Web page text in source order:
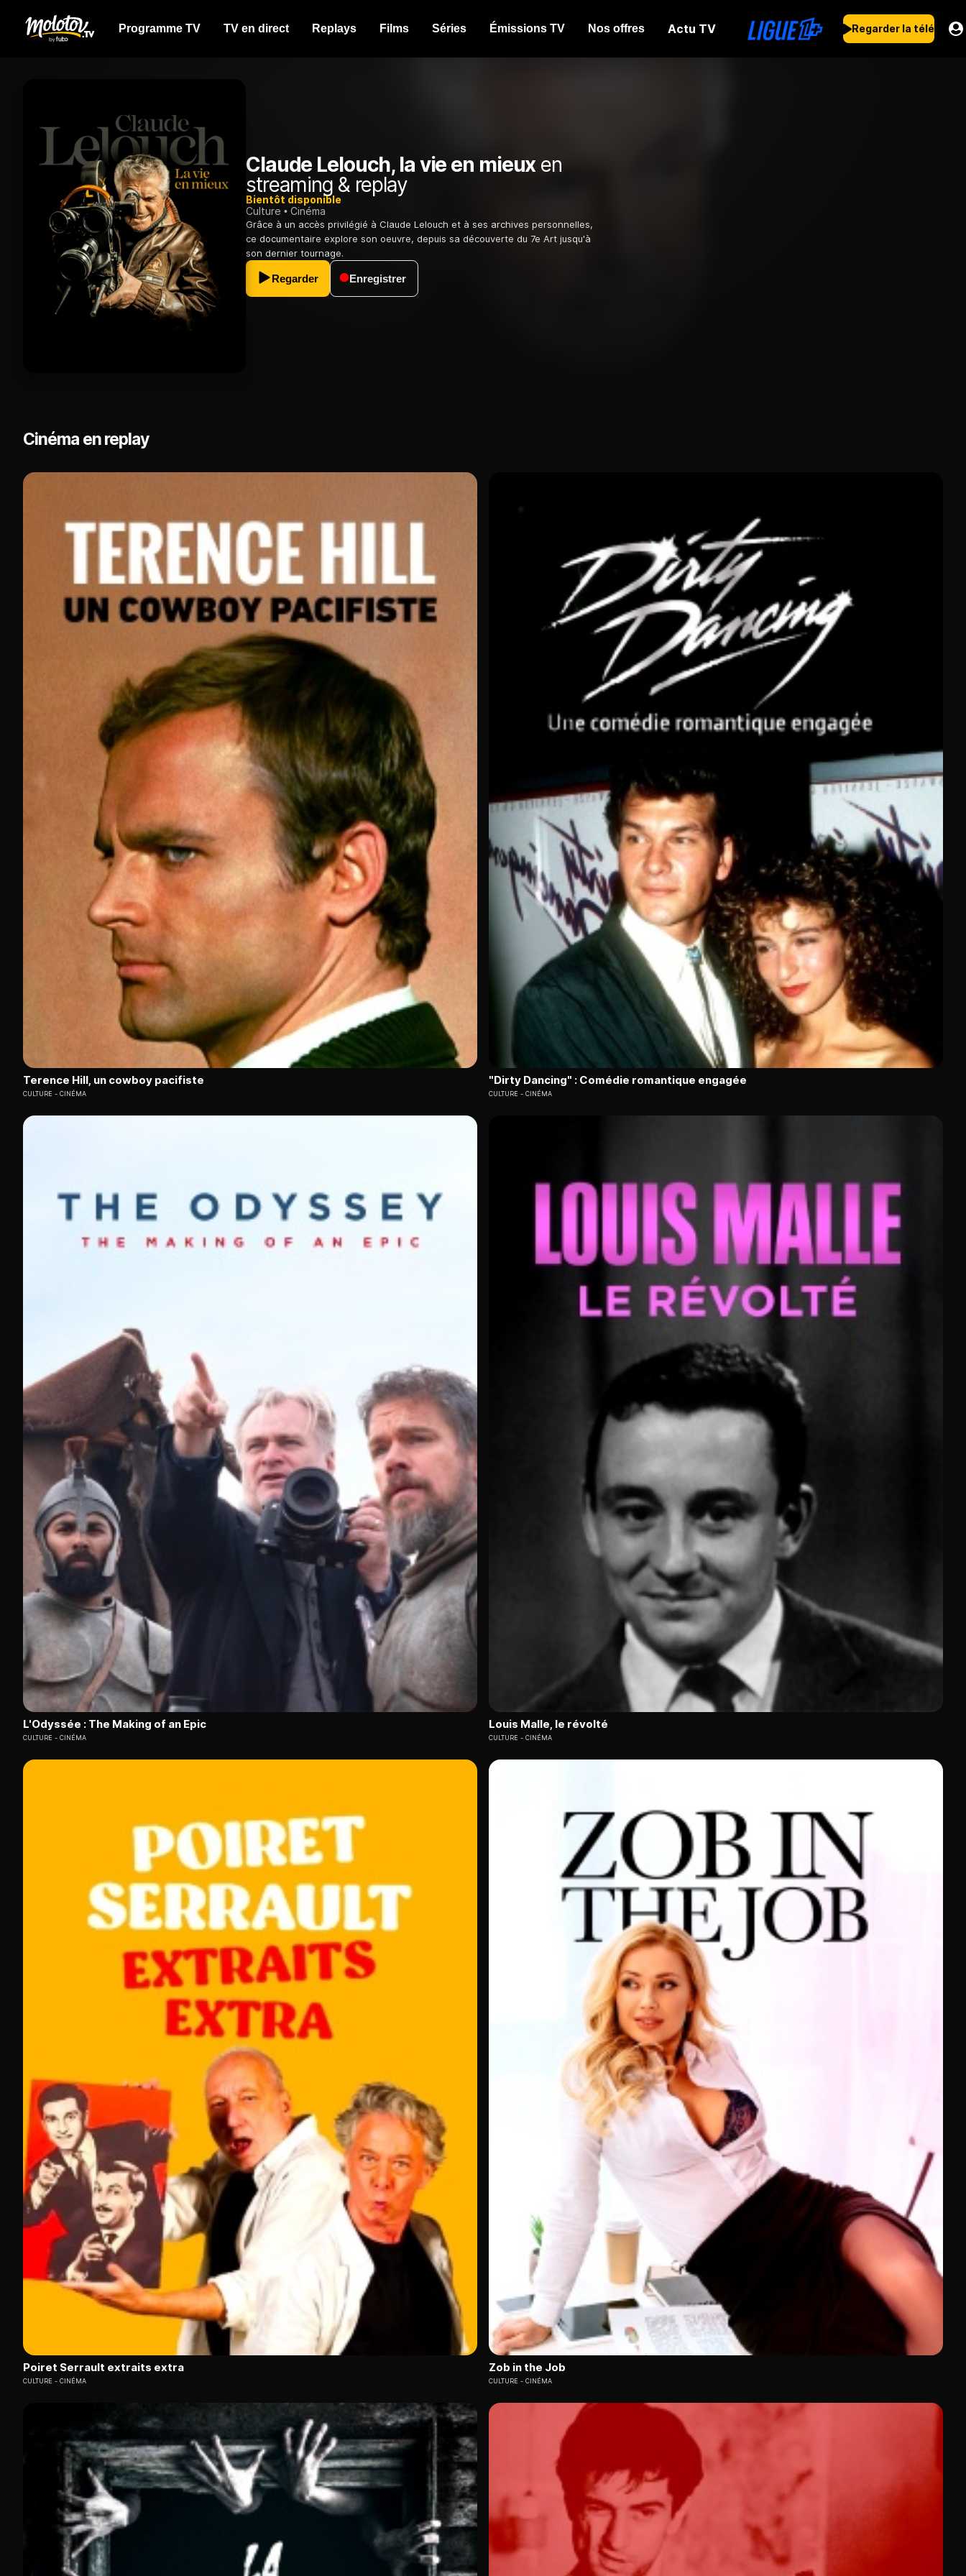
Programme TV TV en direct Replays Films Séries Émissions TV Nos offres Actu TV Regarder la télé
Claude Lelouch, la vie en mieuxen
streaming & replay
Bientôt disponible
Culture
Cinéma
Grâce à un accès privilégié à Claude Lelouch et à ses archives personnelles,
ce documentaire explore son oeuvre, depuis sa découverte du 7e Art jusqu'à
son dernier tournage.
Regarder Enregistrer
Cinéma en replay
Terence Hill, un cowboy pacifiste
CULTURE CINÉMA
"Dirty Dancing" : Comédie romantique engagée
CULTURE CINÉMA
L'Odyssée : The Making of an Epic
CULTURE CINÉMA
Louis Malle, le révolté
CULTURE CINÉMA
Poiret Serrault extraits extra
CULTURE CINÉMA
Zob in the Job
CULTURE CINÉMA